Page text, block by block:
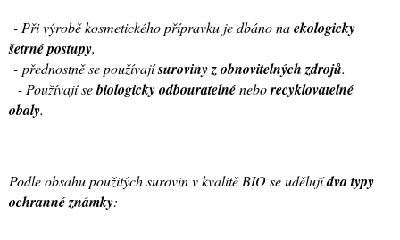
- Při výrobě kosmetického přípravku je dbáno naekologicky
šetrné postupy,
- přednostně se používajísuroviny z obnovitelných zdrojů.
- Používají sebiologicky odbouratelnéneborecyklovatelné
obaly.
Podle obsahu použitých surovin v kvalitě BIO se udělujídva typy
ochranné známky: